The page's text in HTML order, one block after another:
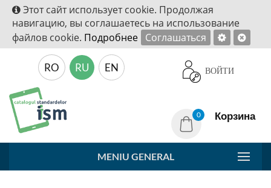
Этот сайт использует cookie. Продолжая
навигацию, вы соглашаетесь на использование
файлов cookie. Подробнее Соглашаться
ВОЙТИ
RO RU EN
0 Корзина
MENIU GENERAL